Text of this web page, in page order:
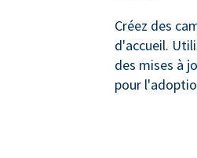
Créez des
d'accueil.
des mises à
pour